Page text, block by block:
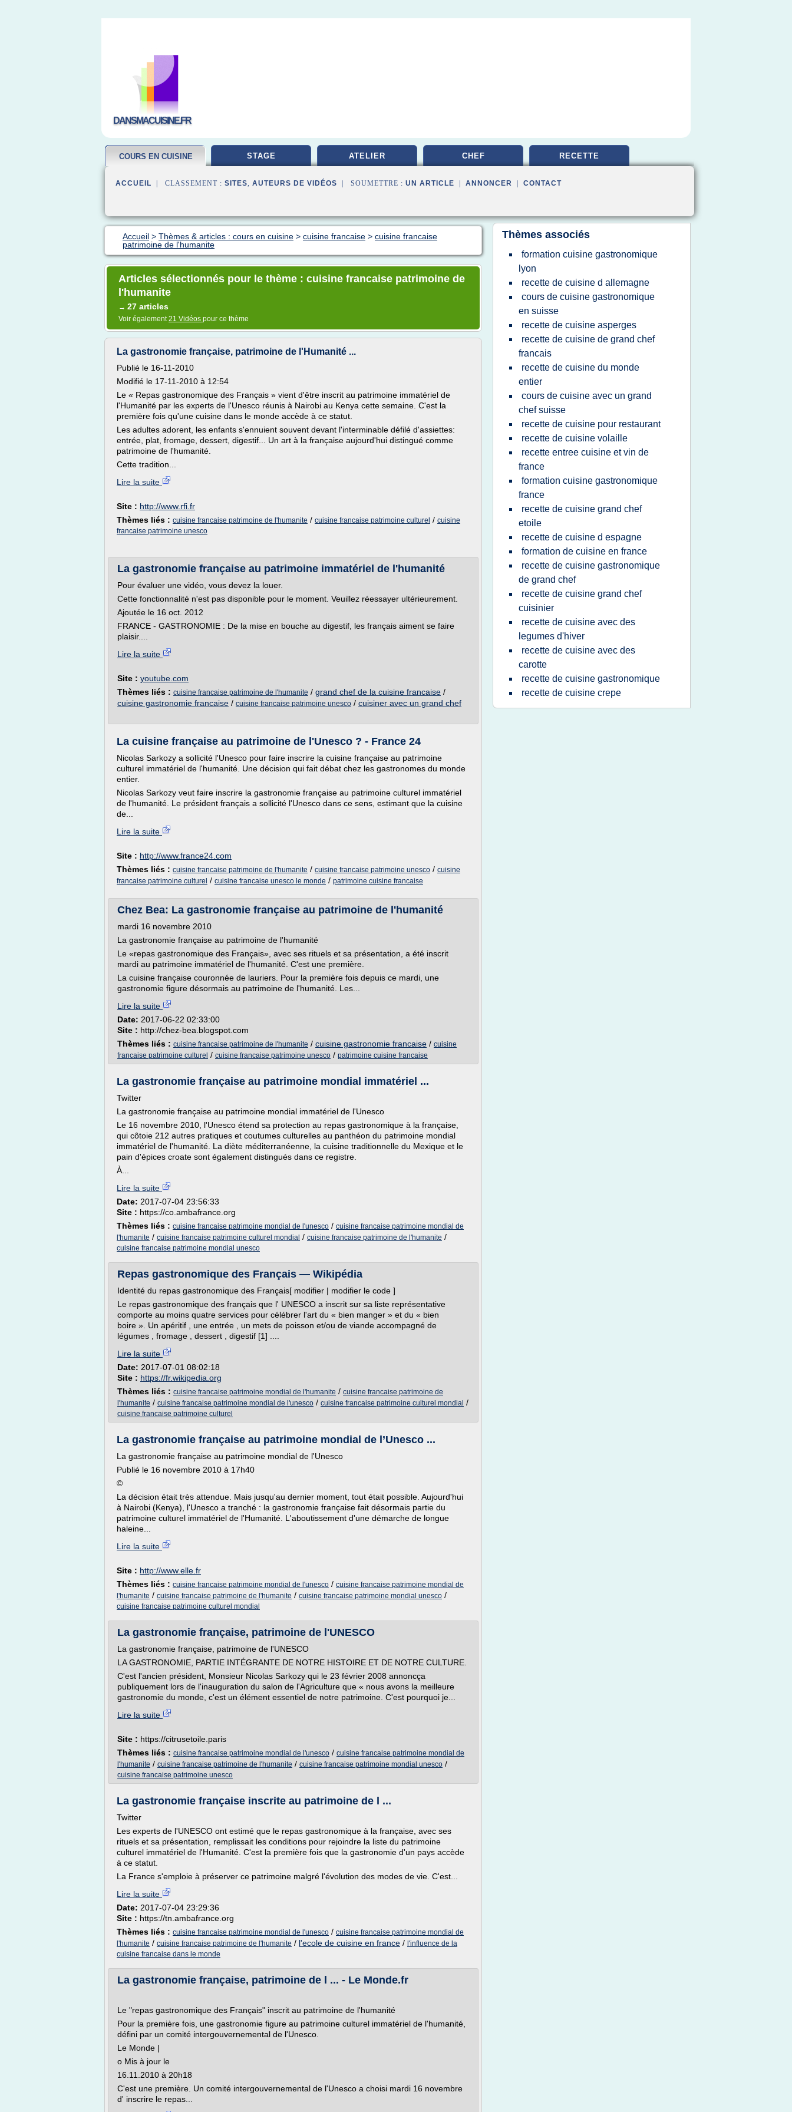
DANSMACUISINE.FR
COURS EN CUISINE STAGE ATELIER CHEF RECETTE
ACCUEIL | CLASSEMENT : SITES, AUTEURS DE VIDÉOS | SOUMETTRE : UN ARTICLE ANNONCER CONTACT
Accueil > Thèmes & articles : cours en cuisine > cuisine francaise > cuisine francaise
patrimoine de l'humanite
Articles sélectionnés pour le thème : cuisine francaise patrimoine de
l'humanite
→ 27 articles
Voir également21 Vidéos pour ce thème
La gastronomie française, patrimoine de l'Humanité ...
Publié le 16-11-2010
Modifié le 17-11-2010 à 12:54
Le « Repas gastronomique des Français » vient d'être inscrit au patrimoine immatériel de
l'Humanité par les experts de l'Unesco réunis à Nairobi au Kenya cette semaine. C'est la
première fois qu'une cuisine dans le monde accède à ce statut.
Les adultes adorent, les enfants s'ennuient souvent devant l'interminable défilé d'assiettes:
entrée, plat, fromage, dessert, digestif... Un art à la française aujourd'hui distingué comme
patrimoine de l'humanité.
Cette tradition...
Lire la suite
Site : http://www.rfi.fr
Thèmes liés : cuisine francaise patrimoine de l'humanite / cuisine francaise patrimoine culturel / cuisine
francaise patrimoine unesco
La gastronomie française au patrimoine immatériel de l'humanité
Pour évaluer une vidéo, vous devez la louer.
Cette fonctionnalité n'est pas disponible pour le moment. Veuillez réessayer ultérieurement.
Ajoutée le 16 oct. 2012
FRANCE - GASTRONOMIE : De la mise en bouche au digestif, les français aiment se faire
plaisir....
Lire la suite
Site : youtube.com
Thèmes liés : cuisine francaise patrimoine de l'humanite / grand chef de la cuisine francaise /
cuisine gastronomie francaise / cuisine francaise patrimoine unesco / cuisiner avec un grand chef
La cuisine française au patrimoine de l'Unesco ? - France 24
Nicolas Sarkozy a sollicité l'Unesco pour faire inscrire la cuisine française au patrimoine
culturel immatériel de l'humanité. Une décision qui fait débat chez les gastronomes du monde
entier.
Nicolas Sarkozy veut faire inscrire la gastronomie française au patrimoine culturel immatériel
de l'humanité. Le président français a sollicité l'Unesco dans ce sens, estimant que la cuisine
de...
Lire la suite
Site : http://www.france24.com
Thèmes liés : cuisine francaise patrimoine de l'humanite / cuisine francaise patrimoine unesco / cuisine
francaise patrimoine culturel / cuisine francaise unesco le monde / patrimoine cuisine francaise
Chez Bea: La gastronomie française au patrimoine de l'humanité
mardi 16 novembre 2010
La gastronomie française au patrimoine de l'humanité
Le «repas gastronomique des Français», avec ses rituels et sa présentation, a été inscrit
mardi au patrimoine immatériel de l'humanité. C'est une première.
La cuisine française couronnée de lauriers. Pour la première fois depuis ce mardi, une
gastronomie figure désormais au patrimoine de l'humanité. Les...
Lire la suite
Date: 2017-06-22 02:33:00
Site : http://chez-bea.blogspot.com
Thèmes liés : cuisine francaise patrimoine de l'humanite / cuisine gastronomie francaise / cuisine
francaise patrimoine culturel / cuisine francaise patrimoine unesco / patrimoine cuisine francaise
La gastronomie française au patrimoine mondial immatériel ...
Twitter
La gastronomie française au patrimoine mondial immatériel de l'Unesco
Le 16 novembre 2010, l'Unesco étend sa protection au repas gastronomique à la française,
qui côtoie 212 autres pratiques et coutumes culturelles au panthéon du patrimoine mondial
immatériel de l'humanité. La diète méditerranéenne, la cuisine traditionnelle du Mexique et le
pain d'épices croate sont également distingués dans ce registre.
À...
Lire la suite
Date: 2017-07-04 23:56:33
Site : https://co.ambafrance.org
Thèmes liés : cuisine francaise patrimoine mondial de l'unesco / cuisine francaise patrimoine mondial de
l'humanite / cuisine francaise patrimoine culturel mondial / cuisine francaise patrimoine de l'humanite /
cuisine francaise patrimoine mondial unesco
Repas gastronomique des Français — Wikipédia
Identité du repas gastronomique des Français[ modifier | modifier le code ]
Le repas gastronomique des français que l' UNESCO a inscrit sur sa liste représentative
comporte au moins quatre services pour célébrer l'art du « bien manger » et du « bien
boire ». Un apéritif , une entrée , un mets de poisson et/ou de viande accompagné de
légumes , fromage , dessert , digestif [1] ....
Lire la suite
Date: 2017-07-01 08:02:18
Site : https://fr.wikipedia.org
Thèmes liés : cuisine francaise patrimoine mondial de l'humanite / cuisine francaise patrimoine de
l'humanite / cuisine francaise patrimoine mondial de l'unesco / cuisine francaise patrimoine culturel mondial /
cuisine francaise patrimoine culturel
La gastronomie française au patrimoine mondial de l’Unesco ...
La gastronomie française au patrimoine mondial de l'Unesco
Publié le 16 novembre 2010 à 17h40
©
La décision était très attendue. Mais jusqu'au dernier moment, tout était possible. Aujourd'hui
à Nairobi (Kenya), l'Unesco a tranché : la gastronomie française fait désormais partie du
patrimoine culturel immatériel de l'Humanité. L'aboutissement d'une démarche de longue
haleine...
Lire la suite
Site : http://www.elle.fr
Thèmes liés : cuisine francaise patrimoine mondial de l'unesco / cuisine francaise patrimoine mondial de
l'humanite / cuisine francaise patrimoine de l'humanite / cuisine francaise patrimoine mondial unesco /
cuisine francaise patrimoine culturel mondial
La gastronomie française, patrimoine de l'UNESCO
La gastronomie française, patrimoine de l'UNESCO
LA GASTRONOMIE, PARTIE INTÉGRANTE DE NOTRE HISTOIRE ET DE NOTRE CULTURE.
C'est l'ancien président, Monsieur Nicolas Sarkozy qui le 23 février 2008 annoncça
publiquement lors de l'inauguration du salon de l'Agriculture que « nous avons la meilleure
gastronomie du monde, c'est un élément essentiel de notre patrimoine. C'est pourquoi je...
Lire la suite
Site : https://citrusetoile.paris
Thèmes liés : cuisine francaise patrimoine mondial de l'unesco / cuisine francaise patrimoine mondial de
l'humanite / cuisine francaise patrimoine de l'humanite / cuisine francaise patrimoine mondial unesco /
cuisine francaise patrimoine unesco
La gastronomie française inscrite au patrimoine de l ...
Twitter
Les experts de l'UNESCO ont estimé que le repas gastronomique à la française, avec ses
rituels et sa présentation, remplissait les conditions pour rejoindre la liste du patrimoine
culturel immatériel de l'Humanité. C'est la première fois que la gastronomie d'un pays accède
à ce statut.
La France s'emploie à préserver ce patrimoine malgré l'évolution des modes de vie. C'est...
Lire la suite
Date: 2017-07-04 23:29:36
Site : https://tn.ambafrance.org
Thèmes liés : cuisine francaise patrimoine mondial de l'unesco / cuisine francaise patrimoine mondial de
l'humanite / cuisine francaise patrimoine de l'humanite / l'ecole de cuisine en france / l'influence de la
cuisine francaise dans le monde
La gastronomie française, patrimoine de l ... - Le Monde.fr
Le "repas gastronomique des Français" inscrit au patrimoine de l'humanité
Pour la première fois, une gastronomie figure au patrimoine culturel immatériel de l'humanité,
défini par un comité intergouvernemental de l'Unesco.
Le Monde |
o Mis à jour le
16.11.2010 à 20h18
C'est une première. Un comité intergouvernemental de l'Unesco a choisi mardi 16 novembre
d' inscrire le repas...
Thèmes associés
formation cuisine gastronomique
lyon
recette de cuisine d allemagne
cours de cuisine gastronomique
en suisse
recette de cuisine asperges
recette de cuisine de grand chef
francais
recette de cuisine du monde
entier
cours de cuisine avec un grand
chef suisse
recette de cuisine pour restaurant
recette de cuisine volaille
recette entree cuisine et vin de
france
formation cuisine gastronomique
france
recette de cuisine grand chef
etoile
recette de cuisine d espagne
formation de cuisine en france
recette de cuisine gastronomique
de grand chef
recette de cuisine grand chef
cuisinier
recette de cuisine avec des
legumes d'hiver
recette de cuisine avec des
carotte
recette de cuisine gastronomique
recette de cuisine crepe